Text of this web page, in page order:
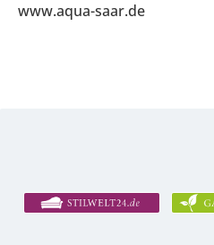
www.aqua-saar.de